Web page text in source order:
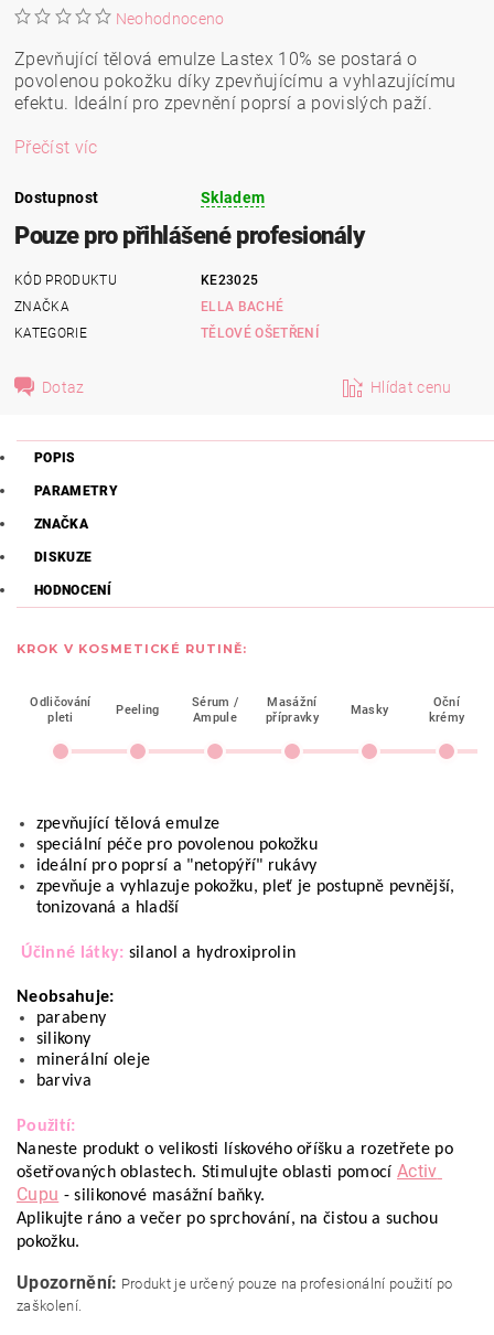
Neohodnoceno
Zpevňující tělová emulze Lastex 10% se postará o
povolenou pokožku díky zpevňujícímu a vyhlazujícímu
efektu. Ideální pro zpevnění poprsí a povislých paží.
Přečíst víc
Dostupnost Skladem
Pouze pro přihlášené profesionály
KÓD PRODUKTU
KE23025
ZNAČKA
ELLA BACHÉ
KATEGORIE
TĚLOVÉ OŠETŘENÍ
Dotaz Hlídat cenu
POPIS
PARAMETRY
ZNAČKA
DISKUZE
HODNOCENÍ
KROK V KOSMETICKÉ RUTINĚ:
Odličování
pleti
Peeling
Sérum /
Ampule
Masážní
přípravky
Masky
Oční
krémy
zpevňující tělová emulze
speciální péče pro povolenou pokožku
ideální pro poprsí a "netopýří" rukávy
zpevňuje a vyhlazuje pokožku, pleť je postupně pevnější,
tonizovaná a hladší
Účinné látky: silanol a hydroxiprolin
Neobsahuje:
parabeny
silikony
minerální oleje
barviva
Použití:
Naneste produkt o velikosti lískového oříšku a rozetřete po
ošetřovaných oblastech. Stimulujte oblasti pomocí Activ
Cupu - silikonové masážní baňky.
Aplikujte ráno a večer po sprchování, na čistou a suchou
pokožku.
Upozornění: Produkt je určený pouze na profesionální použití po
zaškolení.